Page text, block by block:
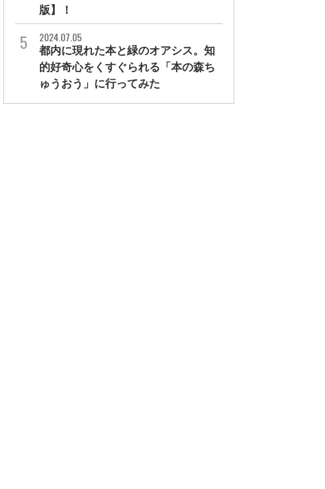
版】！
2024.07.05
都内に現れた本と緑のオアシス。知
的好奇心をくすぐられる「本の森ち
ゅうおう」に行ってみた